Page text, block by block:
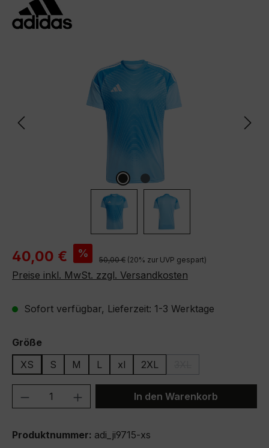
Bildergalerie überspringen
Verkaufspreis:
40,00 € % Regulärer Preis:
50,00 € (20% zur UVP gespart)
Preise inkl. MwSt. zzgl. Versandkosten
Sofort verfügbar, Lieferzeit: 1-3 Werktage
Größeauswählen
XS
S M L xl 2XL
Produkt Anzahl: Gib denIn den Warenkorb
Produktnummer: adi_ji9715-xs